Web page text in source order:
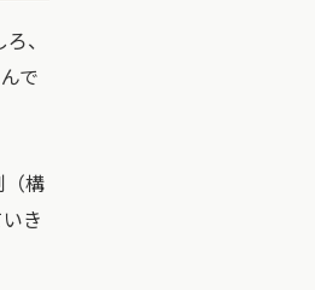
、
で
（構
き